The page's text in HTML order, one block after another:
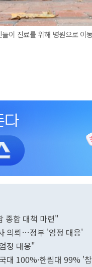
이 진료를 위해 병원으로 이
종합 대책 마련"
의뢰…정부 '엄정 대응'
정 대응"
대 100%·한림대 99% '